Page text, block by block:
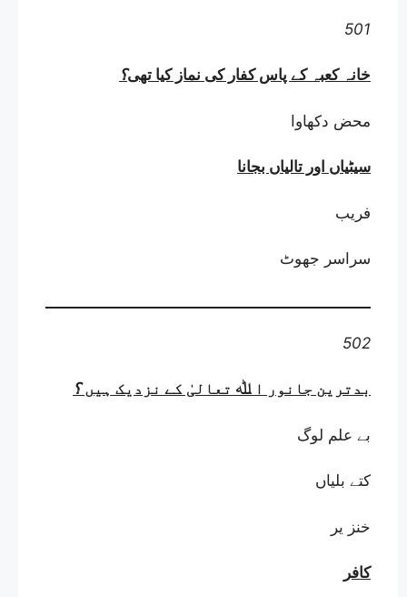
501
خانہ کعبہ کے پاس کفار کی نماز کیا تھی؟
محض دکھاوا
سیٹیاں اور تالیاں بجانا
فریب
سراسر جھوٹ
502
بدترین جانور ا ﷲ تعالیٰ کے نزدیک ہیں؟
بے علم لوگ
کتے بلیاں
خنز یر
کافر